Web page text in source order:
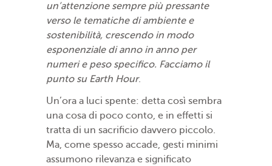
un’attenzione sempre più pressante
verso le tematiche di ambiente e
sostenibilità, crescendo in modo
esponenziale di anno in anno per
numeri e peso specifico. Facciamo il
punto su Earth Hour.
Un’ora a luci spente: detta così sembra
una cosa di poco conto, e in effetti si
tratta di un sacrificio davvero piccolo.
Ma, come spesso accade, gesti minimi
assumono rilevanza e significato